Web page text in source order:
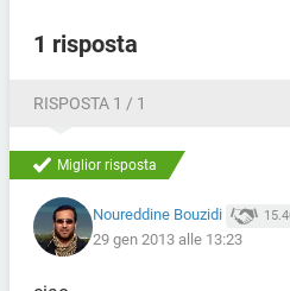
1 risposta
RISPOSTA 1 / 1
Miglior risposta
Noureddine Bouzidi
29 gen 2013 alle 13:23